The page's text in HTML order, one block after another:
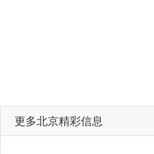
更多北京精彩信息